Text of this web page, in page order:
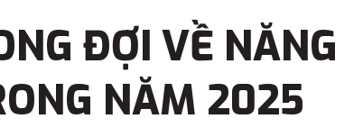
ĐỢI VỀ NĂNG
NĂM 2025